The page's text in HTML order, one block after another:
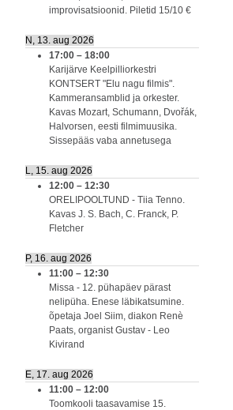
improvisatsioonid. Piletid 15/10 €
N, 13. aug 2026
17:00 – 18:00
Karijärve Keelpilliorkestri
KONTSERT "Elu nagu filmis".
Kammeransamblid ja orkester.
Kavas Mozart, Schumann, Dvořák,
Halvorsen, eesti filmimuusika.
Sissepääs vaba annetusega
L, 15. aug 2026
12:00 – 12:30
ORELIPOOLTUND - Tiia Tenno.
Kavas J. S. Bach, C. Franck, P.
Fletcher
P, 16. aug 2026
11:00 – 12:30
Missa - 12. pühapäev pärast
nelipüha. Enese läbikatsumine.
õpetaja Joel Siim, diakon Renè
Paats, organist Gustav - Leo
Kivirand
E, 17. aug 2026
11:00 – 12:00
Toomkooli taasavamise 15.